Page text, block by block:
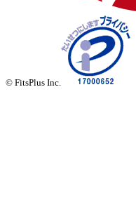
© FitsPlus Inc.